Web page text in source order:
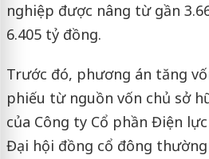
nghiệp được nâng từ gần
6.405 tỷ đồng.
Trước đó, phương án tăng
phiếu từ nguồn vốn chủ sở
của Công ty Cổ phần Điện
Đại hội đồng cổ đông